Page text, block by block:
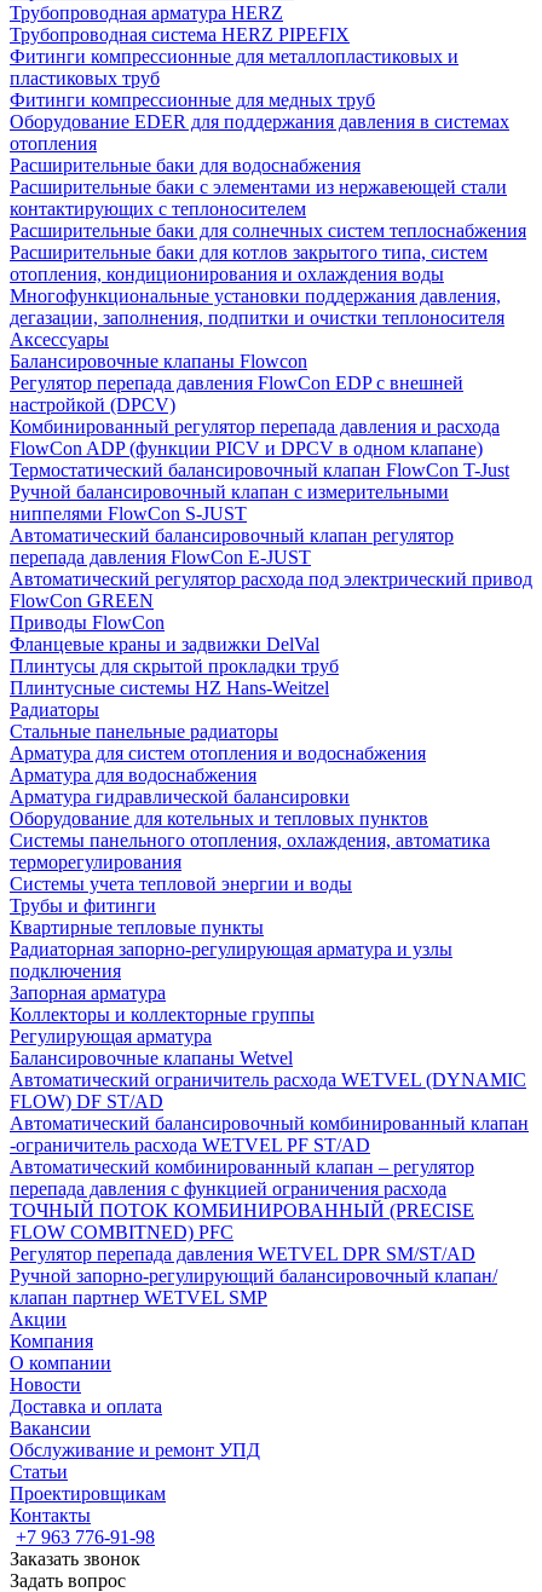
Трубопроводная арматура HERZ
Трубопроводная система HERZ PIPEFIX
Фитинги компрессионные для металлопластиковых и
пластиковых труб
Фитинги компрессионные для медных труб
Оборудование EDER для поддержания давления в системах
отопления
Расширительные баки для водоснабжения
Расширительные баки с элементами из нержавеющей стали
контактирующих с теплоносителем
Расширительные баки для солнечных систем теплоснабжения
Расширительные баки для котлов закрытого типа, систем
отопления, кондиционирования и охлаждения воды
Многофункциональные установки поддержания давления,
дегазации, заполнения, подпитки и очистки теплоносителя
Аксессуары
Балансировочные клапаны Flowcon
Регулятор перепада давления FlowСon EDP с внешней
настройкой (DPCV)
Комбинированный регулятор перепада давления и расхода
FlowСon ADP (функции PICV и DPCV в одном клапане)
Термостатический балансировочный клапан FlowСon T-Just
Ручной балансировочный клапан с измерительными
ниппелями FlowСon S-JUST
Автоматический балансировочный клапан регулятор
перепада давления FlowСon E-JUST
Автоматический регулятор расхода под электрический привод
FlowСon GREEN
Приводы FlowCon
Фланцевые краны и задвижки DelVal
Плинтусы для скрытой прокладки труб
Плинтусные системы HZ Hans-Weitzel
Радиаторы
Стальные панельные радиаторы
Арматура для систем отопления и водоснабжения
Арматура для водоснабжения
Арматура гидравлической балансировки
Оборудование для котельных и тепловых пунктов
Системы панельного отопления, охлаждения, автоматика
терморегулирования
Системы учета тепловой энергии и воды
Трубы и фитинги
Квартирные тепловые пункты
Радиаторная запорно-регулирующая арматура и узлы
подключения
Запорная арматура
Коллекторы и коллекторные группы
Регулирующая арматура
Балансировочные клапаны Wetvel
Автоматический ограничитель расхода WETVEL (DYNAMIC
FLOW) DF ST/AD
Автоматический балансировочный комбинированный клапан
-ограничитель расхода WETVEL PF ST/AD
Автоматический комбинированный клапан – регулятор
перепада давления с функцией ограничения расхода
ТОЧНЫЙ ПОТОК КОМБИНИРОВАННЫЙ (PRECISE
FLOW COMBIТNED) PFC
Регулятор перепада давления WETVEL DPR SM/ST/AD
Ручной запорно-регулирующий балансировочный клапан/
клапан партнер WETVEL SMP
Акции
Компания
О компании
Новости
Доставка и оплата
Вакансии
Обслуживание и ремонт УПД
Статьи
Проектировщикам
Контакты
+7 963 776-91-98
Заказать звонок
Задать вопрос